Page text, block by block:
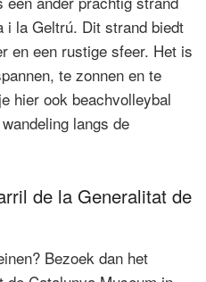
i la Geltrú. Dit strand biedt
en een rustige sfeer. Het is
te zonnen en te
hier ook beachvolleybal
langs de
de la Generalitat de
Bezoek dan het